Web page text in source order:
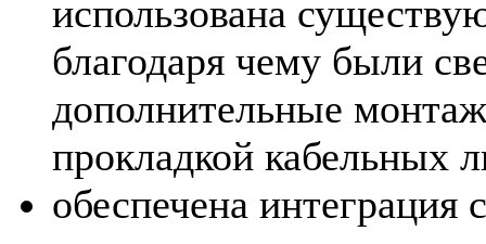
использована
благодаря чему были
дополнительные
прокладкой кабельных
обеспечена интеграция